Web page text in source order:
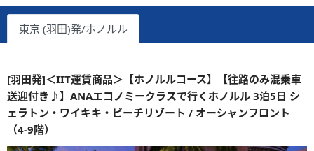
東京 (羽田)発/ホノルル
[羽田発]＜IIT運賃商品＞【ホノルルコース】【往路のみ混乗車
送迎付き♪】ANAエコノミークラスで行くホノルル 3泊5日 シ
ェラトン・ワイキキ・ビーチリゾート / オーシャンフロント
（4-9階）